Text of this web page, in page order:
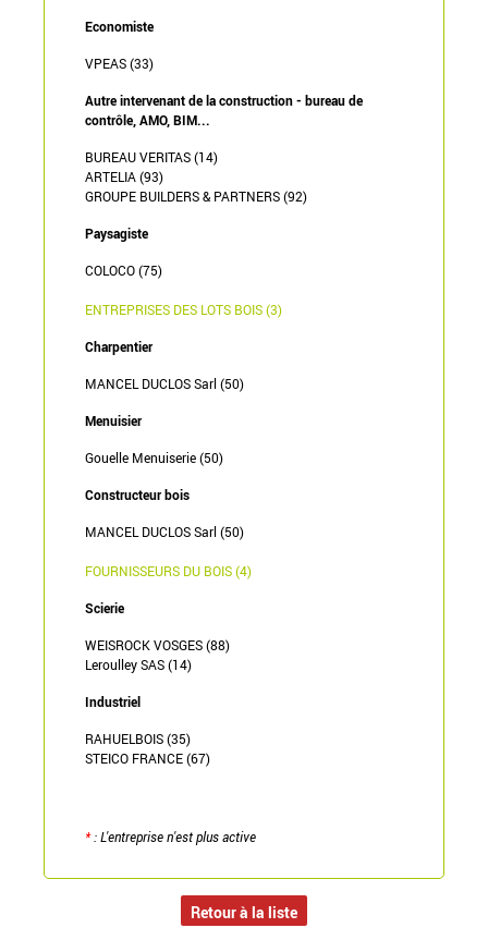
Economiste
VPEAS (33)
Autre intervenant de la construction - bureau de
contrôle, AMO, BIM...
BUREAU VERITAS (14)
ARTELIA (93)
GROUPE BUILDERS & PARTNERS (92)
Paysagiste
COLOCO (75)
ENTREPRISES DES LOTS BOIS (3)
Charpentier
MANCEL DUCLOS Sarl (50)
Menuisier
Gouelle Menuiserie (50)
Constructeur bois
MANCEL DUCLOS Sarl (50)
FOURNISSEURS DU BOIS (4)
Scierie
WEISROCK VOSGES (88)
Leroulley SAS (14)
Industriel
RAHUELBOIS (35)
STEICO FRANCE (67)
*: L'entreprise n'est plus active
Retour à la liste